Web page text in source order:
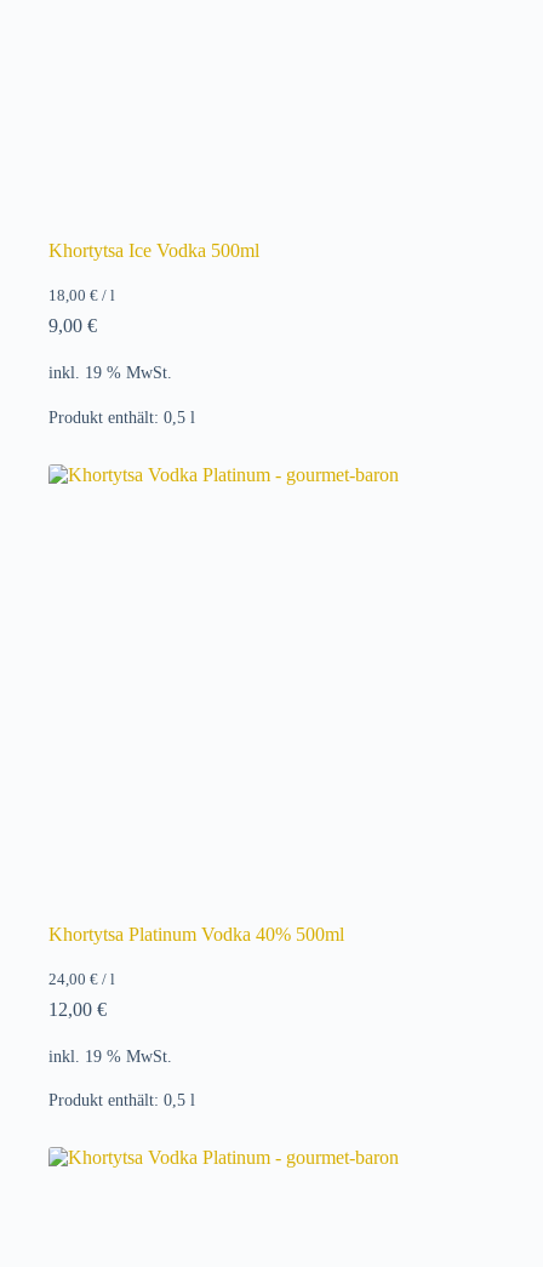
Khortytsa Ice Vodka 500ml
18,00 € / l
9,00 €
inkl. 19 % MwSt.
Produkt enthält: 0,5 l
Khortytsa Platinum Vodka 40% 500ml
24,00 € / l
12,00 €
inkl. 19 % MwSt.
Produkt enthält: 0,5 l